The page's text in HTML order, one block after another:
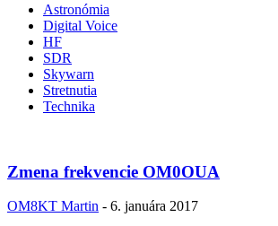
Astronómia
Digital Voice
HF
SDR
Skywarn
Stretnutia
Technika
Zmena frekvencie OM0OUA
OM8KT Martin - 6. januára 2017